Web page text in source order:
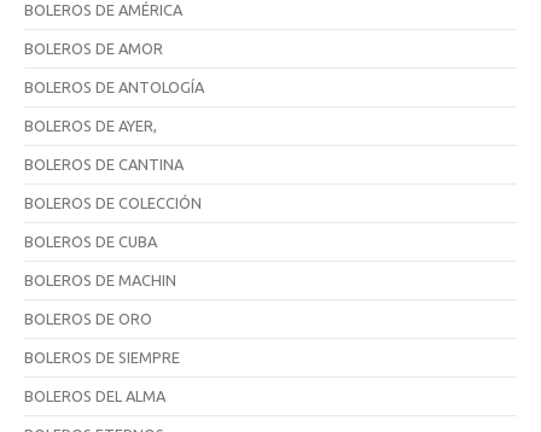
BOLEROS DE AMÉRICA
BOLEROS DE AMOR
BOLEROS DE ANTOLOGÍA
BOLEROS DE AYER,
BOLEROS DE CANTINA
BOLEROS DE COLECCIÓN
BOLEROS DE CUBA
BOLEROS DE MACHIN
BOLEROS DE ORO
BOLEROS DE SIEMPRE
BOLEROS DEL ALMA